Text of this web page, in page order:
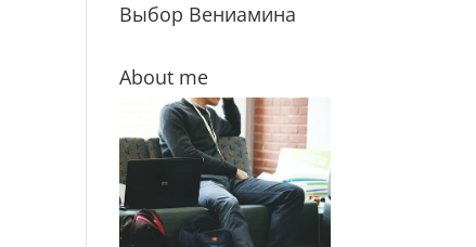
Выбор Вениамина
About me